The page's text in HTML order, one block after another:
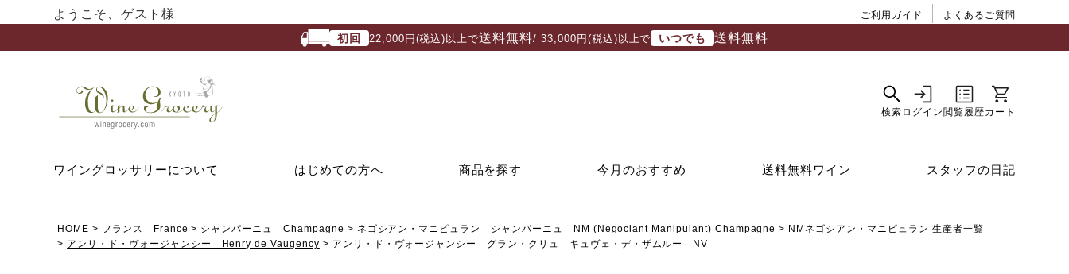
ようこそ、ゲスト様 ご利用ガイド よくあるご質問
初回 22,000円(税込)以上で送料無料/ 33,000円(税込)以上で いつでも 送料無料
ワイングロッサリーについて はじめての方へ 商品を探す 今月のおすすめ 送料無料ワイン スタッフの日記
HOME フランス France シャンパーニュ Champagne ネゴシアン・マニピュラン シャンパーニュ NM (Negociant Manipulant) Champagne
NMネゴシアン・マニピュラン 生産者一覧
アンリ・ド・ヴォージャンシー Henry de Vaugency
アンリ・ド・ヴォージャンシー グラン・クリュ キュヴェ・デ・ザムルー NV